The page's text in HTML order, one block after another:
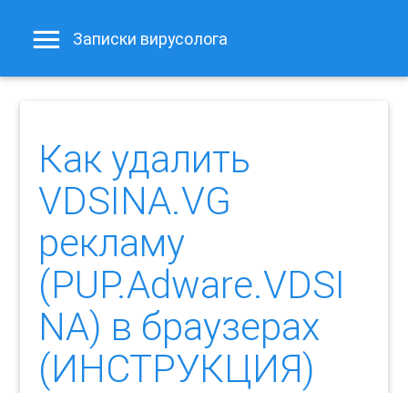
Записки вирусолога
Как удалить
VDSINA.VG
рекламу
(PUP.Adware.VDSI
NA) в браузерах
(ИНСТРУКЦИЯ)